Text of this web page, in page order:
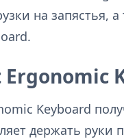
на запястья,
Keyboard
держать руки